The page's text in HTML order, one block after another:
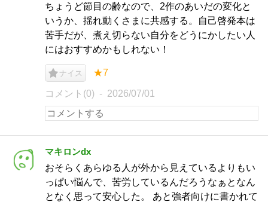
ちょうど節目の齢なので、2作のあいだの変化と
いうか、揺れ動くさまに共感する。自己啓発本は
苦手だが、煮え切らない自分をどうにかしたい人
にはおすすめかもしれない！
ナイス ★7
コメント(0) 2026/07/01
マキロンdx
おそらくあらゆる人が外から見えているよりもい
っぱい悩んで、苦労しているんだろうなぁとなん
となく思って安心した。 あと強者向けに書かれて